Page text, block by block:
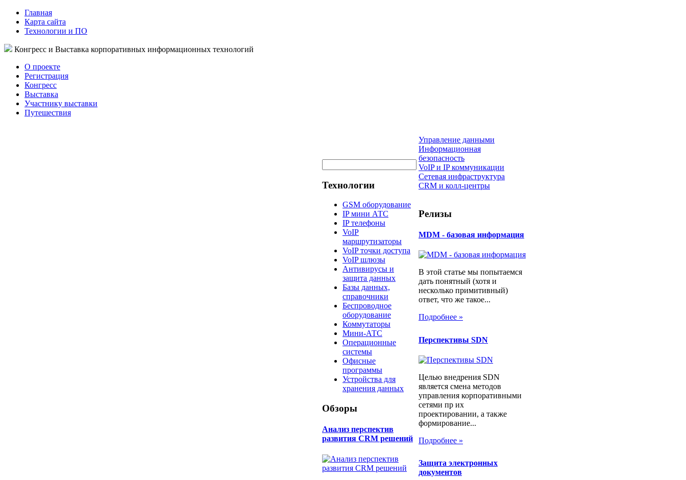
Главная
Карта сайта
Технологии и ПО
Конгресс и Выставка корпоративных информационных технологий
О проекте
Регистрация
Конгресс
Выставка
Участнику выставки
Путешествия
Технологии
GSM оборудование
IP мини АТС
IP телефоны
VoIP
маршрутизаторы
VoIP точки доступа
VoIP шлюзы
Антивирусы и
защита данных
Базы данных,
справочники
Беспроводное
оборудование
Коммутаторы
Мини-АТС
Операционные
системы
Офисные
программы
Устройства для
хранения данных
Обзоры
Анализ перспектив
развития CRM решений
Управление данными
Информационная
безопасность
VoIP и IP коммуникации
Сетевая инфраструктура
CRM и колл-центры
Релизы
MDM - базовая информация
В этой статье мы попытаемся
дать понятный (хотя и
несколько примитивный)
ответ, что же такое...
Подробнее »
Перспективы SDN
Целью внедрения SDN
является смена методов
управления корпоративными
сетями пр их
проектировании, а также
формирование...
Подробнее »
Защита электронных
документов